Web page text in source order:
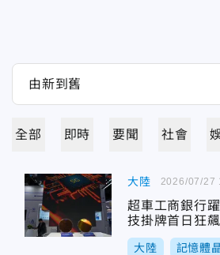
全部 即時 要聞 社會
大陸
超車工商銀行
技掛牌首日狂
大陸 記憶體
2026/07/27